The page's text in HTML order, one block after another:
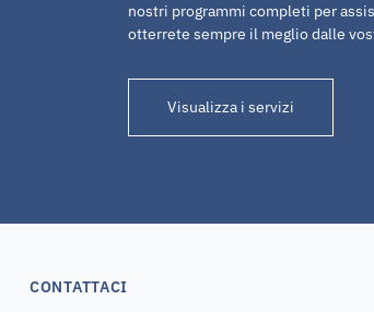
nostri programmi completi per
otterrete sempre il meglio dalle
Visualizza i servizi
CONTATTACI